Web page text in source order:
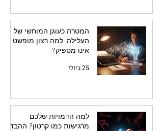
המטרה כעוגן המוחשי של
העלילה: למה רצון מופשט
אינו מספיק?
25 ביולי
למה הדמויות שלכם
מרגישות כמו קרטון? ההבדל